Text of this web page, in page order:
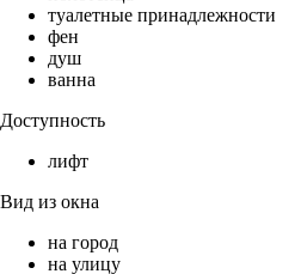
туалетные принадлежности
фен
душ
ванна
Доступность
лифт
Вид из окна
на город
на улицу